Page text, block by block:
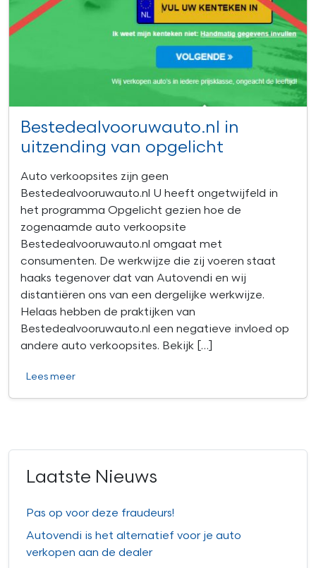
Bestedealvooruwauto.nl in
uitzending van opgelicht
Auto verkoopsites zijn geen
Bestedealvooruwauto.nl U heeft ongetwijfeld in
het programma Opgelicht gezien hoe de
zogenaamde auto verkoopsite
Bestedealvooruwauto.nl omgaat met
consumenten. De werkwijze die zij voeren staat
haaks tegenover dat van Autovendi en wij
distantiëren ons van een dergelijke werkwijze.
Helaas hebben de praktijken van
Bestedealvooruwauto.nl een negatieve invloed op
andere auto verkoopsites. Bekijk […]
Lees meer
Laatste Nieuws
Pas op voor deze fraudeurs!
Autovendi is het alternatief voor je auto
verkopen aan de dealer